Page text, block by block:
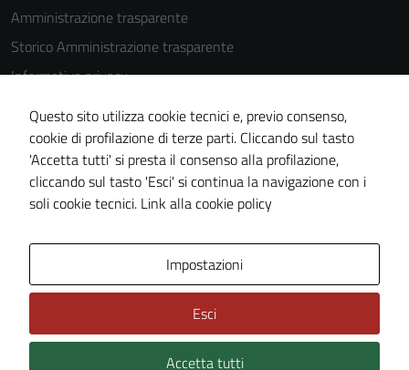
Amministrazione trasparente
Storico Amministrazione trasparente
Informativa privacy
Cookie Policy
Note legali
Dichiarazione di accessibilità
Piano di miglioramento del sito
Technical Design s.r.l.
Questo sito utilizza cookie tecnici e, previo consenso,
cookie di profilazione di terze parti. Cliccando sul tasto
'Accetta tutti' si presta il consenso alla profilazione,
cliccando sul tasto 'Esci' si continua la navigazione con i
soli cookie tecnici. Link alla cookie policy
Impostazioni
Esci
Accetta tutti